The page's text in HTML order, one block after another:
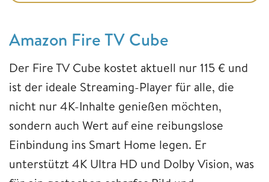
Amazon Fire TV Cube
Der Fire TV Cube kostet aktuell nur 115 € und
ist der ideale Streaming-Player für alle, die
nicht nur 4K-Inhalte genießen möchten,
sondern auch Wert auf eine reibungslose
Einbindung ins Smart Home legen. Er
unterstützt 4K Ultra HD und Dolby Vision, was